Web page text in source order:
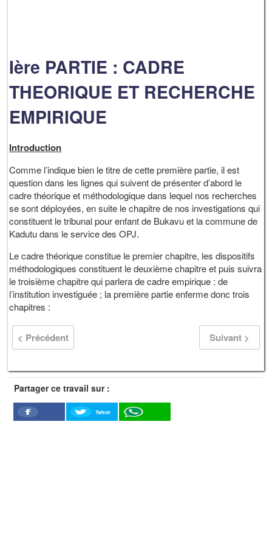
Ière PARTIE : CADRE
THEORIQUE ET RECHERCHE
EMPIRIQUE
Introduction
Comme l’indique bien le titre de cette première partie, il est
question dans les lignes qui suivent de présenter d’abord le
cadre théorique et méthodologique dans lequel nos recherches
se sont déployées, en suite le chapitre de nos investigations qui
constituent le tribunal pour enfant de Bukavu et la commune de
Kadutu dans le service des OPJ.
Le cadre théorique constitue le premier chapitre, les dispositifs
méthodologiques constituent le deuxième chapitre et puis suivra
le troisième chapitre qui parlera de cadre empirique : de
l’institution investiguée ; la première partie enferme donc trois
chapitres :
< Précédent Suivant >
Partager ce travail sur :
Facebook
Twitter